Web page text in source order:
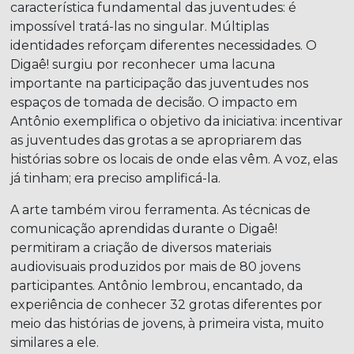
característica fundamental das juventudes: é
impossível tratá-las no singular. Múltiplas
identidades reforçam diferentes necessidades. O
Digaê! surgiu por reconhecer uma lacuna
importante na participação das juventudes nos
espaços de tomada de decisão. O impacto em
Antônio exemplifica o objetivo da iniciativa: incentivar
as juventudes das grotas a se apropriarem das
histórias sobre os locais de onde elas vêm. A voz, elas
já tinham; era preciso amplificá-la.
A arte também virou ferramenta. As técnicas de
comunicação aprendidas durante o Digaê!
permitiram a criação de diversos materiais
audiovisuais produzidos por mais de 80 jovens
participantes. Antônio lembrou, encantado, da
experiência de conhecer 32 grotas diferentes por
meio das histórias de jovens, à primeira vista, muito
similares a ele.